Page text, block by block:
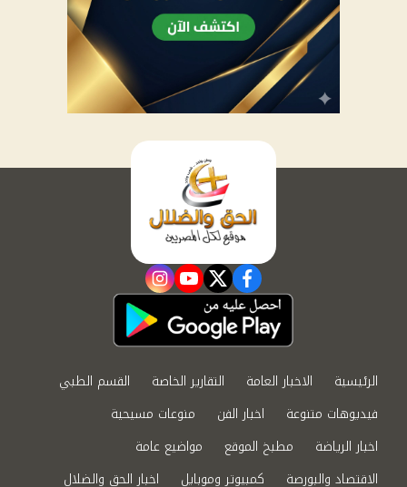
facebook
twitter
youtube
instagram
الرئيسية الاخبار العامة التقارير الخاصة
القسم الطبي
فيديوهات متنوعة
اخبار الفن
منوعات مسيحية
اخبار الرياضة
مطبخ الموقع
مواضيع عامة
الاقتصاد والبورصة
كمبيوتر وموبايل اخبار الحق والضلال